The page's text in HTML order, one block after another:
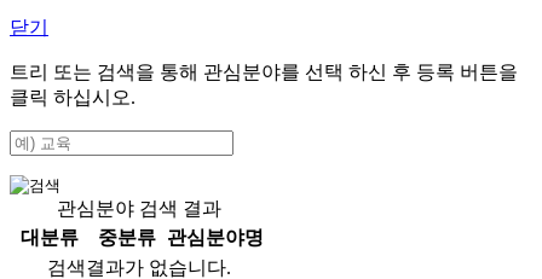
닫기
트리 또는 검색을 통해 관심분야를 선택 하신 후 등록 버튼을
클릭 하십시오.
관심분야 검색 결과
대분류
중분류
관심분야명
검색결과가 없습니다.